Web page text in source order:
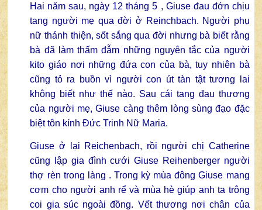
Hai năm sau, ngày 12 tháng 5 , Giuse đau đớn chịu
tang người mẹ qua đời ở Reinchbach. Người phụ
nữ thánh thiện, sốt sắng qua đời nhưng bà biết rằng
bà đã làm thấm đẫm những nguyên tắc của người
kito giáo nơi những đứa con của bà, tuy nhiên bà
cũng tỏ ra buồn vì người con út tàn tật tương lai
không biết như thế nào. Sau cái tang đau thương
của người mẹ, Giuse càng thêm lòng sùng đạo đặc
biệt tôn kính Đức Trinh Nữ Maria.
Giuse ở lại Reichenbach, rồi người chị Catherine
cũng lập gia đình cưới Giuse Reihenberger người
thợ rèn trong làng . Trong kỳ mùa đông Giuse mang
cơm cho người anh rể và mùa hè giúp anh ta trông
coi gia súc ngoài đồng. Vết thương nơi chân của